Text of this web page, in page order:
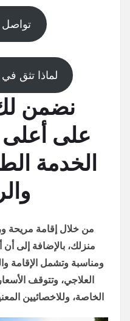
لماذا تثق
نضمن
على
الخدمة
من خلال إقامة مريحة
منزلك، بالإضافة إلى
ومناسبة وتشمل الإقامة
العلاجي، وتتوقف
الخاصة، وللاخصائيين